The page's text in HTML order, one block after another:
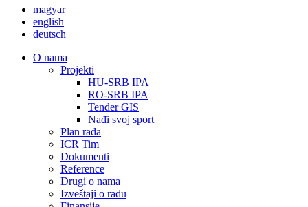
magyar
english
deutsch
О nama
Projekti
HU-SRB IPA
RO-SRB IPA
Tender GIS
Nađi svoj sport
Plan rada
ICR Tim
Dokumenti
Reference
Drugi o nama
Izveštaji o radu